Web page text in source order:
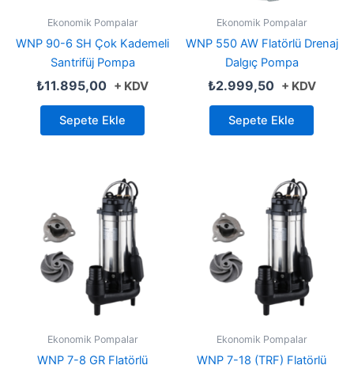
Ekonomik Pompalar
WNP 90-6 SH Çok Kademeli
Santrifüj Pompa
₺11.895,00 + KDV
Sepete Ekle
Ekonomik Pompalar
WNP 550 AW Flatörlü Drenaj
Dalgıç Pompa
₺2.999,50 + KDV
Sepete Ekle
Ekonomik Pompalar
WNP 7-8 GR Flatörlü
Ekonomik Pompalar
WNP 7-18 (TRF) Flatörlü